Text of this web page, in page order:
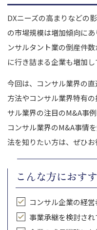
DXニーズの高まりなどの
の市場規模は増加傾向に
ンサルタント業の倒産件
に行き詰まる企業も増加し
今回は、コンサル業界の
方法やコンサル業界特有
サル業界の注目のM&A事例
コンサル業界のM&A事情
法を知りたい方は、ぜひお
こんな方におす
コンサル企業の経
事業承継を検討さ